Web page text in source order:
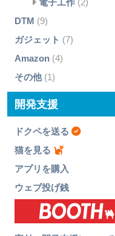
電子工作(2)
DTM (9)
ガジェット (7)
Amazon(4)
その他(1)
開発支援
ドクペを送る
猫を見る
アプリを購入
ウェブ投げ銭